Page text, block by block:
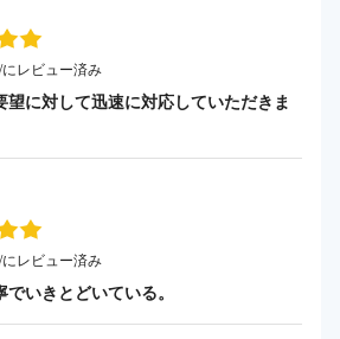
レビュー済み
望に対して迅速に対応していただきま
レビュー済み
いきとどいている。